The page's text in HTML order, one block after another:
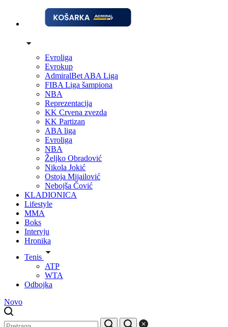
Evroliga
Evrokup
AdmiralBet ABA Liga
FIBA Liga šampiona
NBA
Reprezentacija
KK Crvena zvezda
KK Partizan
ABA liga
Evroliga
NBA
Željko Obradović
Nikola Jokić
Ostoja Mijailović
Nebojša Čović
KLADIONICA
Lifestyle
MMA
Boks
Intervju
Hronika
Tenis
ATP
WTA
Odbojka
Novo